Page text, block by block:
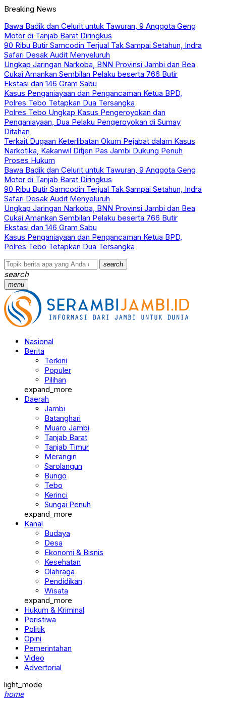
Breaking News
Bawa Badik dan Celurit untuk Tawuran, 9 Anggota Geng
Motor di Tanjab Barat Diringkus
90 Ribu Butir Samcodin Terjual Tak Sampai Setahun, Indra
Safari Desak Audit Menyeluruh
Ungkap Jaringan Narkoba, BNN Provinsi Jambi dan Bea
Cukai Amankan Sembilan Pelaku beserta 766 Butir
Ekstasi dan 146 Gram Sabu
Kasus Penganiayaan dan Pengancaman Ketua BPD,
Polres Tebo Tetapkan Dua Tersangka
Polres Tebo Ungkap Kasus Pengeroyokan dan
Penganiayaan, Dua Pelaku Pengeroyokan di Sumay
Ditahan
Terkait Dugaan Keterlibatan Okum Pejabat dalam Kasus
Narkotika, Kakanwil Ditjen Pas Jambi Dukung Penuh
Proses Hukum
Bawa Badik dan Celurit untuk Tawuran, 9 Anggota Geng
Motor di Tanjab Barat Diringkus
90 Ribu Butir Samcodin Terjual Tak Sampai Setahun, Indra
Safari Desak Audit Menyeluruh
Ungkap Jaringan Narkoba, BNN Provinsi Jambi dan Bea
Cukai Amankan Sembilan Pelaku beserta 766 Butir
Ekstasi dan 146 Gram Sabu
Kasus Penganiayaan dan Pengancaman Ketua BPD,
Polres Tebo Tetapkan Dua Tersangka
search
search
menu
Nasional
Berita
Terkini
Populer
Pilihan
expand_more
Daerah
Jambi
Batanghari
Muaro Jambi
Tanjab Barat
Tanjab Timur
Merangin
Sarolangun
Bungo
Tebo
Kerinci
Sungai Penuh
expand_more
Kanal
Budaya
Desa
Ekonomi & Bisnis
Kesehatan
Olahraga
Pendidikan
Wisata
expand_more
Hukum & Kriminal
Peristiwa
Politik
Opini
Pemerintahan
Video
Advertorial
light_mode
home